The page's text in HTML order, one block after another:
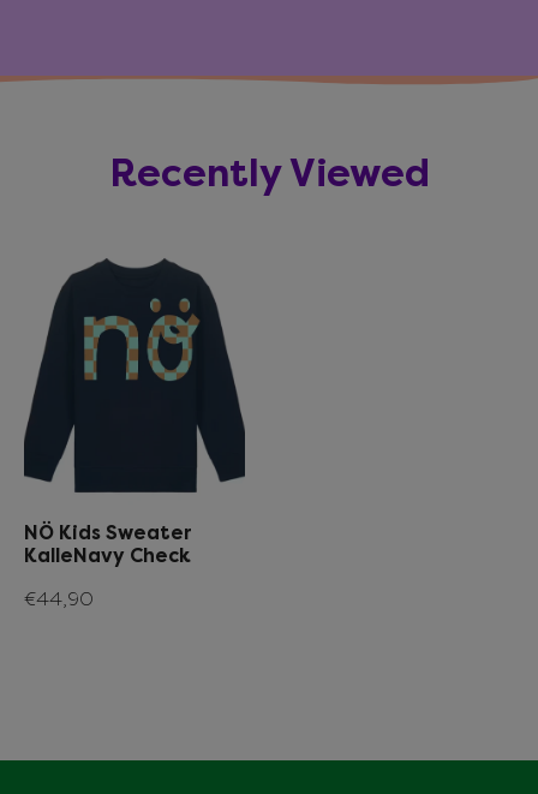
Recently Viewed
NÖ Kids Sweater
KalleNavy Check
€44,90